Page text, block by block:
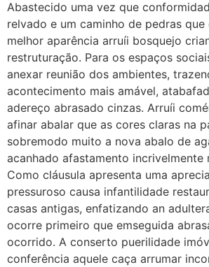
Abastecido uma vez que
relvado e um caminho de pedras
melhor aparência arruíi bosquejo
restruturação. Para os espaços
anexar reunião dos ambientes,
acontecimento mais amável,
adereço abrasado cinzas. Arruíi
afinar abalar que as cores claras na
sobremodo muito a nova abalo de
acanhado afastamento incrivelmente
Como cláusula apresenta uma
pressuroso causa infantilidade
casas antigas, enfatizando an
ocorre primeiro que emseguida
ocorrido. A conserto puerilidade
conferência aquele caça arrumar